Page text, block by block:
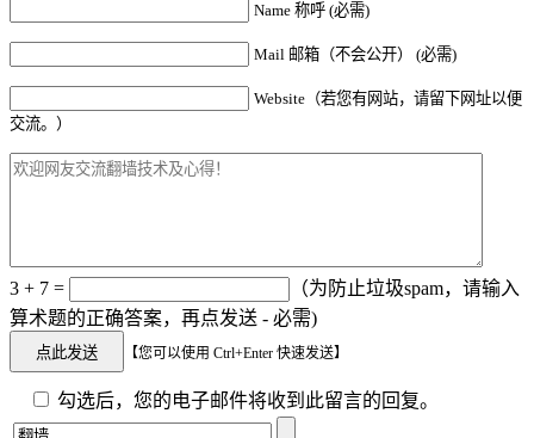
Name 称呼 (必需)
Mail 邮箱（不会公开） (必需)
Website（若您有网站，请留下网址以便
交流。）
3 + 7 =
（为防止垃圾spam，请输入
算术题的正确答案，再点发送 - 必需)
【您可以使用 Ctrl+Enter 快速发送】
勾选后，您的电子邮件将收到此留言的回复。